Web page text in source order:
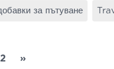
за пътуване
2 »